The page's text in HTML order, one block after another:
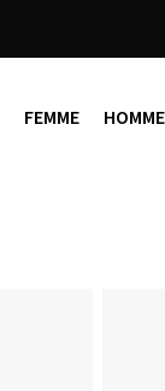
FEMME HOMME